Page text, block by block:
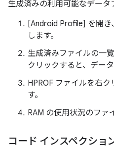
生成済みの利用可能なデー
[Android Profile] を開
します。
生成済みファイルの一
クリックすると、デー
HPROF ファイルを右
す。
RAM の使用状況のファ
コード インスペクショ